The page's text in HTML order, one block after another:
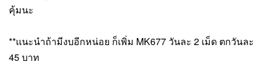
คุ้มนะ
**เเนะนำถ้ามีงบอีกหน่อย ก็เพิ่ม MK677 วันละ 2 เม็ด ตกวันละ
45 บาท